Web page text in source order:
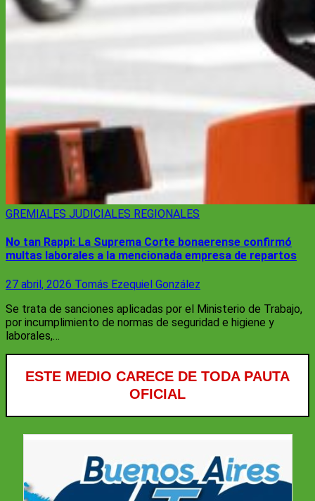
GREMIALES JUDICIALES REGIONALES
No tan Rappi: La Suprema Corte bonaerense confirmó
multas laborales a la mencionada empresa de repartos
27 abril, 2026 Tomás Ezequiel González
Se trata de sanciones aplicadas por el Ministerio de Trabajo,
por incumplimiento de normas de seguridad e higiene y
laborales,…
ESTE MEDIO CARECE DE TODA PAUTA
OFICIAL